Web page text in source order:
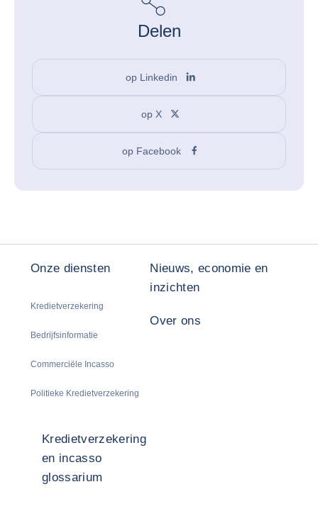
Delen
op Linkedin
op X
op Facebook
Onze diensten
Kredietverzekering
Bedrijfsinformatie
Commerciële Incasso
Politieke Kredietverzekering
Nieuws, economie en
inzichten
Over ons
Kredietverzekering
en incasso
glossarium